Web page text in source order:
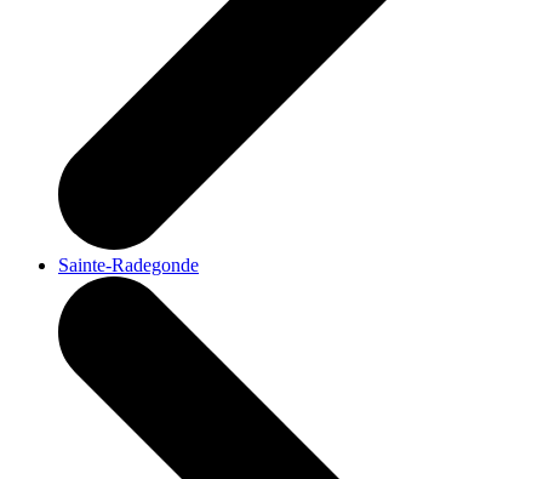
Sainte-Radegonde